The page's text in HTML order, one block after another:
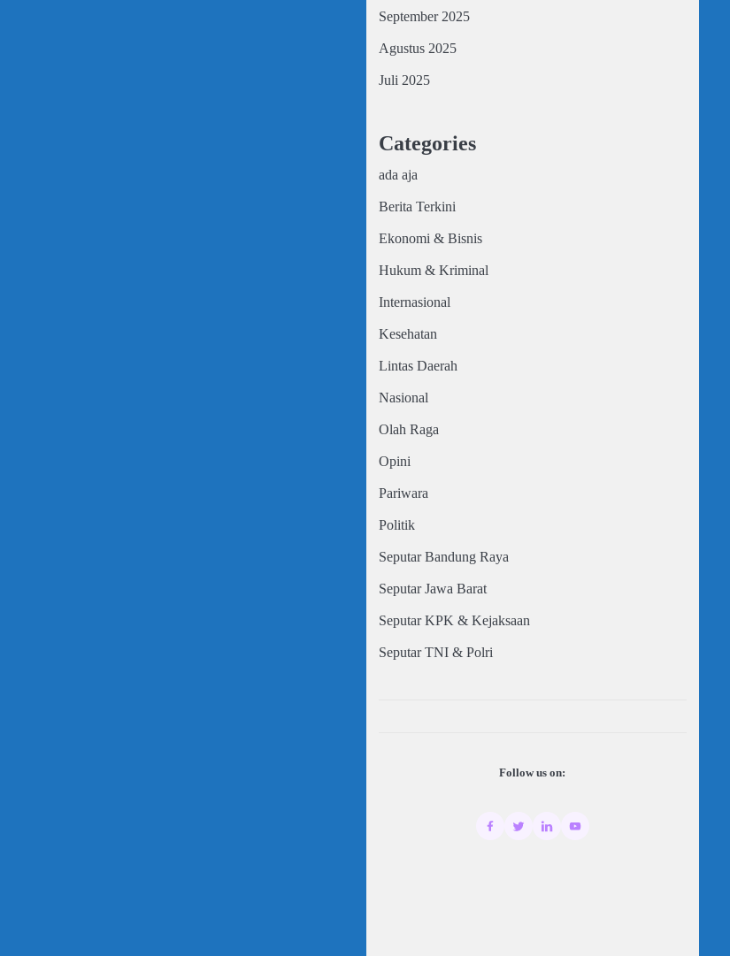
September 2025
Agustus 2025
Juli 2025
Categories
ada aja
Berita Terkini
Ekonomi & Bisnis
Hukum & Kriminal
Internasional
Kesehatan
Lintas Daerah
Nasional
Olah Raga
Opini
Pariwara
Politik
Seputar Bandung Raya
Seputar Jawa Barat
Seputar KPK & Kejaksaan
Seputar TNI & Polri
Follow us on: